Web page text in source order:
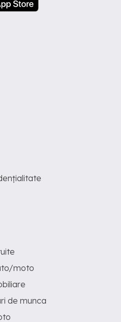
moto
de munca